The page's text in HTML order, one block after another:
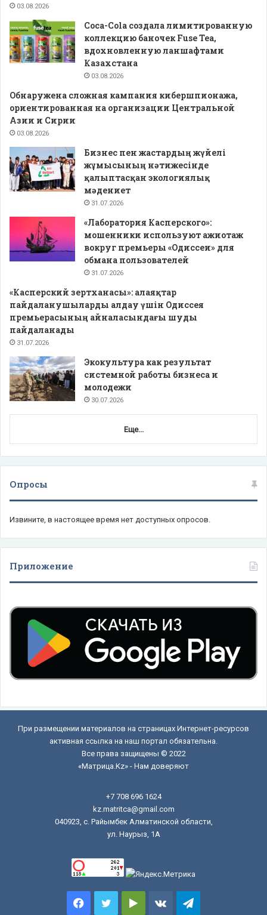
03.08.2026
Coca-Cola создала лимитированную
коллекцию баночек Fuse Tea,
вдохновленную ланшафтами
Казахстана
03.08.2026
Обнаружена сложная кампания кибершпионажа,
ориентированная на организации Центральной
Азии и Сирии
03.08.2026
Бизнес пен жастардың жүйелі
жұмысының нәтижесінде
қалыптасқан экологиялық
мәдениет
31.07.2026
«Лаборатория Касперского»:
мошенники используют ажиотаж
вокруг премьеры «Одиссеи» для
обмана пользователей
31.07.2026
«Касперский зертханасы»: алаяқтар
пайдаланушыларды алдау үшін Одиссея
премьерасының айналасындағы шуды
пайдаланады
31.07.2026
Экокультура как результат
системной работы бизнеса и
молодежи
30.07.2026
Еще...
Опросы
Извините, в настоящее время нет доступных опросов.
Приложение
При размещении материалов на страницах Интернет-ресурсов
активная ссылка на наш портал обязательна.
Все права защищены © 2022
«Матрица.Kz» - Нам доверяют
+7 708 696 1624
kz.matritca@gmail.com
040923, с. Райымбек Алматинской области,
ул. Наурыз, 1А
FacebookTwitterGoogle vk.comTelegram